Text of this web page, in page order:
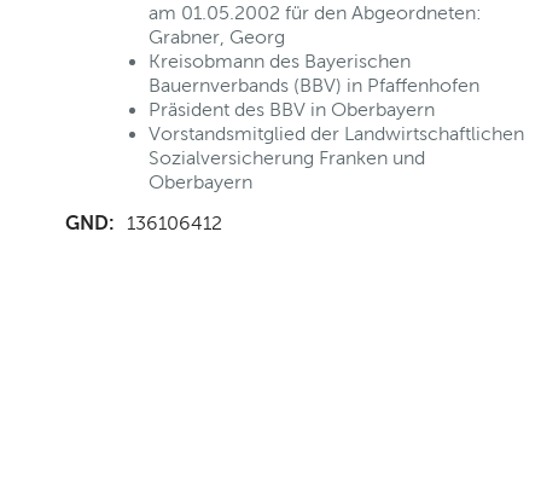
am 01.05.2002 für den Abgeordneten:
Grabner, Georg
Kreisobmann des Bayerischen
Bauernverbands (BBV) in Pfaffenhofen
Präsident des BBV in Oberbayern
Vorstandsmitglied der Landwirtschaftlichen
Sozialversicherung Franken und
Oberbayern
GND: 136106412